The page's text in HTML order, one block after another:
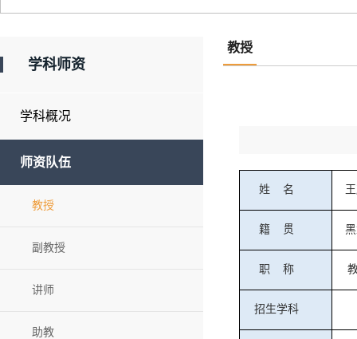
学科师资
学科概况
师资队伍
教授
副教授
讲师
助教
教授
姓 名
籍 贯
职 称
招生学科